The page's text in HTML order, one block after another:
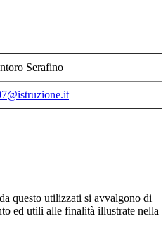
Serafino
questo utilizzati si avvalgono di
ed utili alle finalità illustrate nella